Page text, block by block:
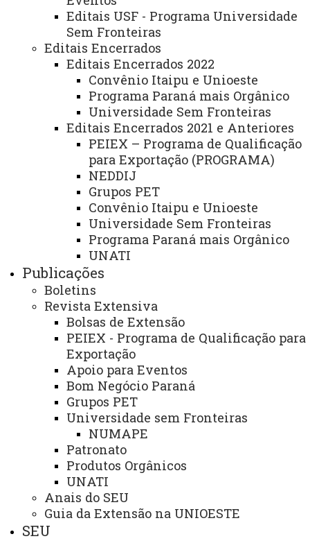
Editais USF - Programa Universidade
Sem Fronteiras
Editais Encerrados
Editais Encerrados 2022
Convênio Itaipu e Unioeste
Programa Paraná mais Orgânico
Universidade Sem Fronteiras
Editais Encerrados 2021 e Anteriores
PEIEX – Programa de Qualificação
para Exportação (PROGRAMA)
NEDDIJ
Grupos PET
Convênio Itaipu e Unioeste
Universidade Sem Fronteiras
Programa Paraná mais Orgânico
UNATI
Publicações
Boletins
Revista Extensiva
Bolsas de Extensão
PEIEX - Programa de Qualificação para
Exportação
Apoio para Eventos
Bom Negócio Paraná
Grupos PET
Universidade sem Fronteiras
NUMAPE
Patronato
Produtos Orgânicos
UNATI
Anais do SEU
Guia da Extensão na UNIOESTE
SEU
PRÓ-REITORIAS
Administração e Finanças
Extensão
Pesquisa/Pós Graduação
Recursos Humanos
ASSESSORIAS
Assistência Estudantil
Auditoria Interna
Avaliação Institucional
Convênios e Captação de Recursos
Corregedoria da Unioeste
Comunicação Social
Igualdade e Promoção Social
Sistema de Controle Interno, Integridade e Compliance
Relações Internacionais e Interinstitucionais
ÓRGÃO DE APOIO
Unioeste INOVA - Agência de Inovação da Unioeste